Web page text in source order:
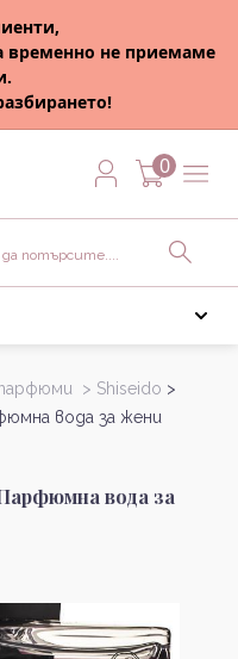
временно не приемаме
0
> Shiseido >
вода за жени
вода за